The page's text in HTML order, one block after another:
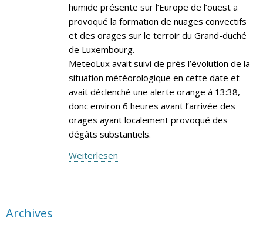
humide présente sur l’Europe de l’ouest a
provoqué la formation de nuages convectifs
et des orages sur le terroir du Grand-duché
de Luxembourg.
MeteoLux avait suivi de près l’évolution de la
situation météorologique en cette date et
avait déclenché une alerte orange à 13:38,
donc environ 6 heures avant l’arrivée des
orages ayant localement provoqué des
dégâts substantiels.
Weiterlesen
Archives